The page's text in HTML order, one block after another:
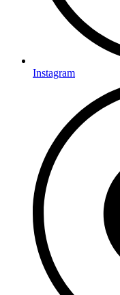
Instagram